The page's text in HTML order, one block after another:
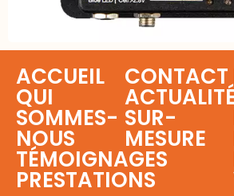
ACCUEIL
QUI
SOMMES-
NOUS
TÉMOIGNAGES
PRESTATIONS
CONTACT
SUR-
MESURE